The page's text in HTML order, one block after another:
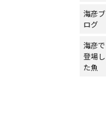
海彦ブ
ログ
海彦で
登場し
た魚